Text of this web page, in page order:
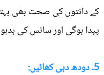
کے دانتوں کی صحت بھی
پیدا ہوگی اور سانس کی
5۔ دودھ دہی کھائیں: